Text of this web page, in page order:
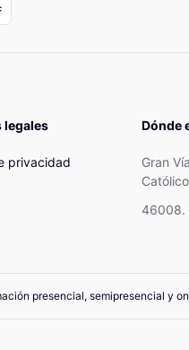
legales
privacidad
Dónde
Gran
46008.
presencial, semipresencial y